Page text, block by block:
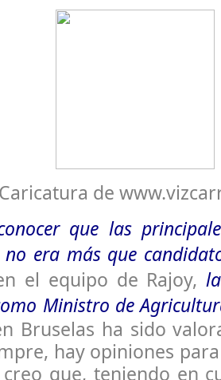
Caricatura de
que las
era más que
el equipo de Rajoy,
Ministro de
Bruselas ha sido
hay opiniones
que, teniendo en